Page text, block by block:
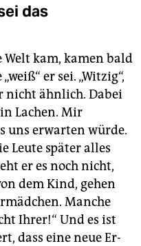
das
kam, kamen bald
er sei. „Witzig“,
nicht ähnlich. Dabei
Lachen. Mir
uns erwarten würde.
Leute später alles
er es noch nicht,
dem Kind, gehen
Manche
Ihrer!“ Und es ist
dass eine neue Er­